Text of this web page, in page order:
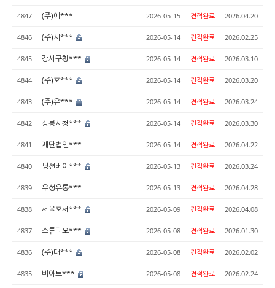
4847 (주)에*** 2026-05-15 견적완료 2026.04.20
4846 (주)시*** 2026-05-14 견적완료 2026.02.25
4845 강서구청*** 2026-05-14 견적완료 2026.03.10
4844 (주)호*** 2026-05-14 견적완료 2026.03.20
4843 (주)유*** 2026-05-14 견적완료 2026.03.24
4842 강릉시청*** 2026-05-14 견적완료 2026.03.30
4841 재단법인*** 2026-05-14 견적완료 2026.04.22
4840 펑션베이*** 2026-05-13 견적완료 2026.03.24
4839 우성유통*** 2026-05-13 견적완료 2026.04.28
4838 서울호서*** 2026-05-09 견적완료 2026.04.08
4837 스튜디오*** 2026-05-08 견적완료 2026.01.30
4836 (주)대*** 2026-05-08 견적완료 2026.02.02
4835 비아트*** 2026-05-08 견적완료 2026.02.24